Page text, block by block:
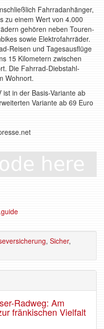
Fahrradanhänger,
zu einem Wert von 4.000
gehören neben Touren-
sowie Elektrofahrräder.
Reisen und Tagesausflüge
15 Kilometern zwischen
Die Fahrrad-Diebstahl-
Wohnort.
in der Basis-Variante ab
Variante ab 69 Euro
, Sicher,
Radweg: Am
fränkischen Vielfalt